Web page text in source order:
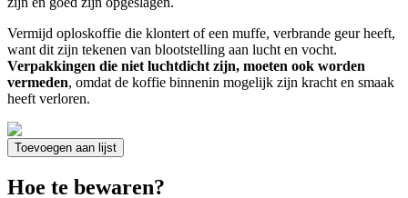
Vermijd oploskoffie die klontert of een muffe, verbrande geur heeft,
want dit zijn tekenen van blootstelling aan lucht en vocht.
Verpakkingen die niet luchtdicht zijn, moeten ook worden
vermeden, omdat de koffie binnenin mogelijk zijn kracht en smaak
heeft verloren.
Toevoegen aan lijst
Hoe te bewaren?